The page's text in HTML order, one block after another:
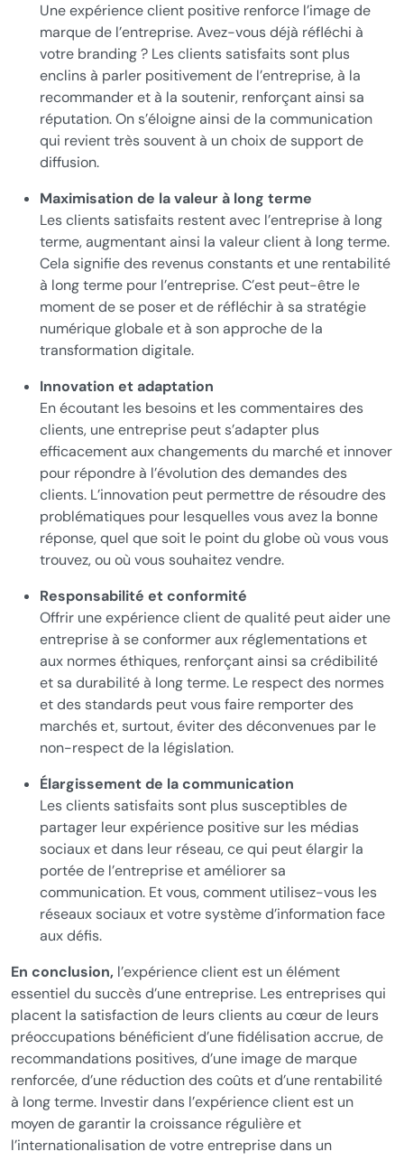
Une expérience client positive renforce l’image de
marque de l’entreprise. Avez-vous déjà réfléchi à
votre branding ? Les clients satisfaits sont plus
enclins à parler positivement de l’entreprise, à la
recommander et à la soutenir, renforçant ainsi sa
réputation. On s’éloigne ainsi de la communication
qui revient très souvent à un choix de support de
diffusion.
Maximisation de la valeur à long terme
Les clients satisfaits restent avec l’entreprise à long
terme, augmentant ainsi la valeur client à long terme.
Cela signifie des revenus constants et une rentabilité
à long terme pour l’entreprise. C’est peut-être le
moment de se poser et de réfléchir à sa stratégie
numérique globale et à son approche de la
transformation digitale.
Innovation et adaptation
En écoutant les besoins et les commentaires des
clients, une entreprise peut s’adapter plus
efficacement aux changements du marché et innover
pour répondre à l’évolution des demandes des
clients. L’innovation peut permettre de résoudre des
problématiques pour lesquelles vous avez la bonne
réponse, quel que soit le point du globe où vous vous
trouvez, ou où vous souhaitez vendre.
Responsabilité et conformité
Offrir une expérience client de qualité peut aider une
entreprise à se conformer aux réglementations et
aux normes éthiques, renforçant ainsi sa crédibilité
et sa durabilité à long terme. Le respect des normes
et des standards peut vous faire remporter des
marchés et, surtout, éviter des déconvenues par le
non-respect de la législation.
Élargissement de la communication
Les clients satisfaits sont plus susceptibles de
partager leur expérience positive sur les médias
sociaux et dans leur réseau, ce qui peut élargir la
portée de l’entreprise et améliorer sa
communication. Et vous, comment utilisez-vous les
réseaux sociaux et votre système d’information face
aux défis.
En conclusion, l’expérience client est un élément
essentiel du succès d’une entreprise. Les entreprises qui
placent la satisfaction de leurs clients au cœur de leurs
préoccupations bénéficient d’une fidélisation accrue, de
recommandations positives, d’une image de marque
renforcée, d’une réduction des coûts et d’une rentabilité
à long terme. Investir dans l’expérience client est un
moyen de garantir la croissance régulière et
l’internationalisation de votre entreprise dans un